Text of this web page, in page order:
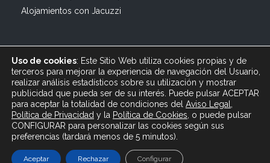
Alojamientos con Jacuzzi
© 2019 All rights reserved Bagus Vacaciones :: Alquiler
Turístico Vacacional en España, Andalucía, Cádiz ·
info@bagusvacaciones.es · Tel.: 610 89 35 05 · Diseño
Web XSEO http://xseo.es
Uso de cookies: Este Sitio Web utiliza cookies propias y de
terceros para mejorar la experiencia de navegación del Usuario,
realizar análisis estadísticos sobre su utilización y mostrar
publicidad que pueda ser de su interés. Puede pulsar ACEPTAR
para aceptar la totalidad de condiciones del Aviso Legal
Política de Privacidad y la Política de Cookies , o puede pulsar
CONFIGURAR para personalizar las cookies según sus
preferencias (tardará menos de 5 minutos).
Aceptar Rechazar Configurar